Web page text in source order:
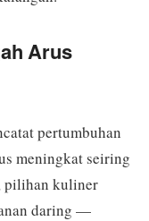
Arus
pertumbuhan
meningkat seiring
pilihan kuliner
daring —